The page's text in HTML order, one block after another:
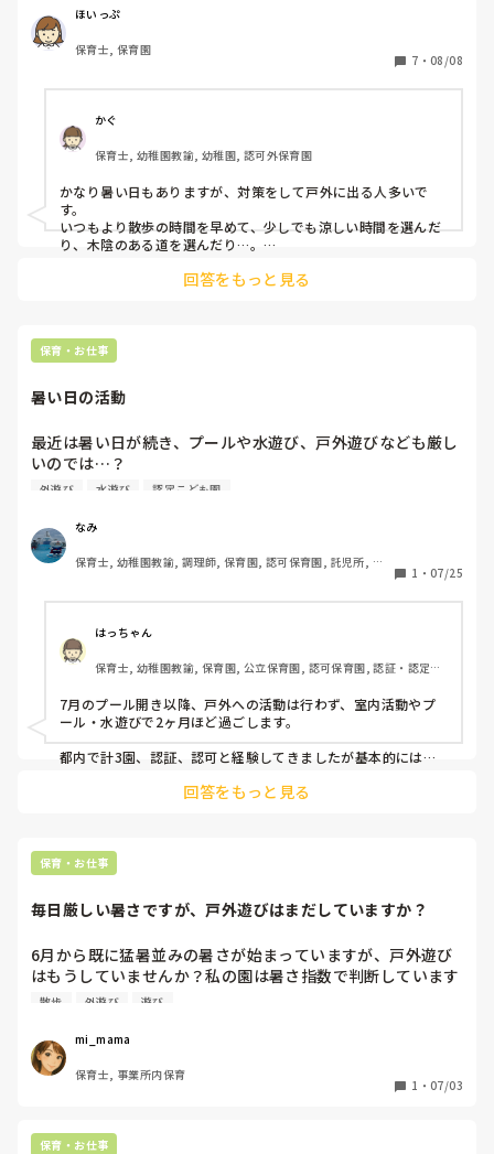
体を激しく動かす遊びをさせています。
子どもは毎日室内で鬱憤がたまるだろうし、生きにくい時代
だなとは思いますが、命には代えられないので…なんだかな
みなさんの保育園では、「厳重警戒」以下なら外遊びをして
いますか？
ほいっぷ
保育士, 保育園
7 ・ 08/08
かぐ
保育士, 幼稚園教諭, 幼稚園, 認可外保育園
かなり暑い日もありますが、対策をして戸外に出る人多いで
す。
いつもより散歩の時間を早めて、少しでも涼しい時間を選んだ
り、木陰のある道を選んだり…。
で、少し外に出る機会は作るようにしています！
回答をもっと見る
保育・お仕事
暑い日の活動
最近は暑い日が続き、プールや水遊び、戸外遊びなども厳し
いのでは…？
と思う日々が続いていますが
また何を目安に活動見合わせたりしていますか？
自治体などによっても違うと思うのですが教えて頂けると嬉
外遊び 水遊び 認定こども園
なみ
保育士, 幼稚園教諭, 調理師, 保育園, 認可保育園, 託児所, そ
1 ・ 07/25
はっちゃん
保育士, 幼稚園教諭, 保育園, 公立保育園, 認可保育園, 認証・認定保
7月のプール開き以降、戸外への活動は行わず、室内活動やプ
ール・水遊びで2ヶ月ほど過ごします。
都内で計3園、認証、認可と経験してきましたが基本的には暑
他には看護師がこまめに気温を見てくれたり、翌日の暑さ指数
ートを早めて食事前にゆっくり休息を取って室内で過ごすとい
うこともしていました。
回答をもっと見る
保育・お仕事
毎日厳しい暑さですが、戸外遊びはまだしていますか？
6月から既に猛暑並みの暑さが始まっていますが、戸外遊び
はもうしていませんか？私の園は暑さ指数で判断しています
が、散歩に出る時間が10時半前と決まっていて、既に厳重警
散歩 外遊び 遊び
mi_mama
保育士, 事業所内保育
1 ・ 07/03
保育・お仕事